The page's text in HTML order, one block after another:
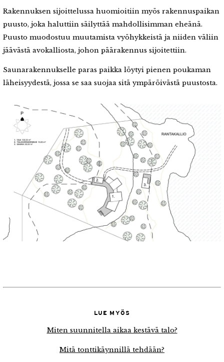
Rakennuksen sijoittelussa huomioitiin myös rakennuspaikan
puusto, joka haluttiin säilyttää mahdollisimman eheänä.
Puusto muodostuu muutamista vyöhykkeistä ja niiden väliin
jäävästä avokalliosta, johon päärakennus sijoitettiin.
Saunarakennukselle paras paikka löytyi pienen poukaman
läheisyydestä, jossa se saa suojaa sitä ympäröivästä puustosta.
LUE MYÖS
Miten suunnitella aikaa kestävä talo?
Mitä tonttikäynnillä tehdään?